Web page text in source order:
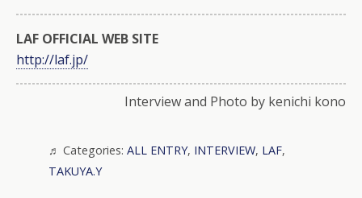
LAF OFFICIAL WEB SITE
http://laf.jp/
Interview and Photo by kenichi kono
Categories: ALL ENTRY, INTERVIEW, LAF,
TAKUYA.Y